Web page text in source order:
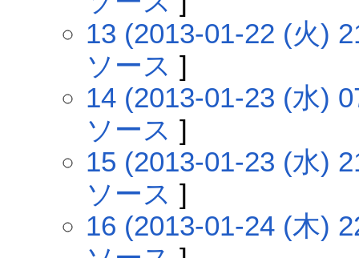
13 (2013-01-22 (火)
ソース ]
14 (2013-01-23 (水)
ソース ]
15 (2013-01-23 (水)
ソース ]
16 (2013-01-24 (木)